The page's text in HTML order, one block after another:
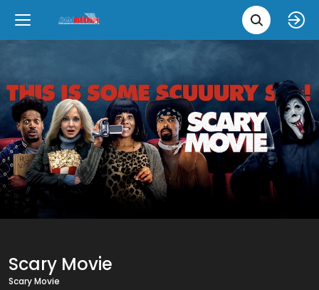
Leita
Back
Væntanlegt
Close
Nýjar myndir
Klassískar myndir
Skvísubíó
Ópera
Back
Tungumál
Close
English
Scary Movie
Scary Movie